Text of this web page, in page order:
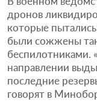
дронов
которые
были сожжены
беспилотниками.
направлении
последние
говорят в